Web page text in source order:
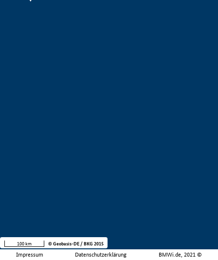
Impressum Datenschutzerklärung BMWi.de, 2021 ©
100 km © Geobasis-DE / BKG 2015